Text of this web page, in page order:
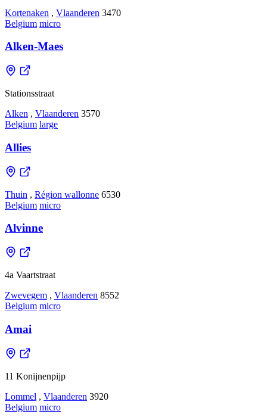
Kortenaken , Vlaanderen 3470
Belgium micro
Alken-Maes
Stationsstraat
Alken , Vlaanderen 3570
Belgium large
Allies
Thuin , Région wallonne 6530
Belgium micro
Alvinne
4a Vaartstraat
Zwevegem , Vlaanderen 8552
Belgium micro
Amai
11 Konijnenpijp
Lommel , Vlaanderen 3920
Belgium micro